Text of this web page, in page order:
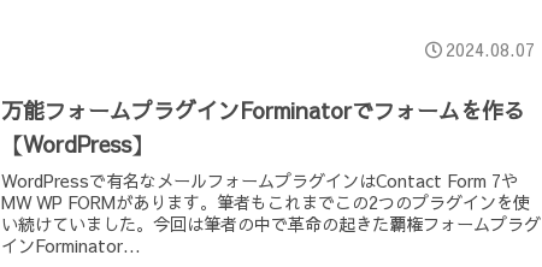
2024.08.07
万能フォームプラグインForminatorでフォームを作る
【WordPress】
WordPressで有名なメールフォームプラグインはContact Form 7や
MW WP FORMがあります。筆者もこれまでこの2つのプラグインを使
い続けていました。今回は筆者の中で革命の起きた覇権フォームプラグ
インForminator...